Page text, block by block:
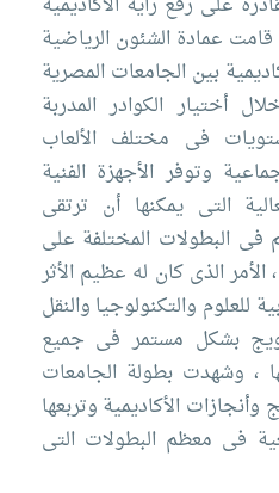
المقرات الحياة
بالأكاديمية
المجمعاتالعمادات
عمادة الشئون الرياضية
بين الجامعات المصرية
أختيار الكوادر المدربة
فى مختلف الألعاب
وتوفر الأجهزة الفنية
التى يمكنها أن ترتقى
البطولات المختلفة على
الذى كان له عظيم الأثر
للعلوم والتكنولوجيا والنقل
بشكل مستمر فى جميع
، وشهدت بطولة الجامعات
الأكاديمية وتربعها
فى معظم البطولات التى